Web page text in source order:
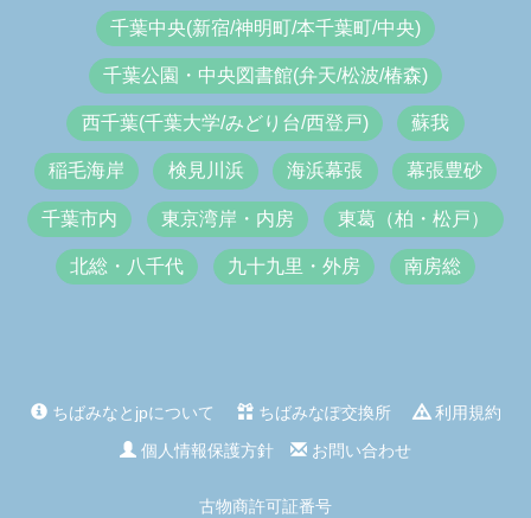
千葉中央(新宿/神明町/本千葉町/中央)
千葉公園・中央図書館(弁天/松波/椿森)
西千葉(千葉大学/みどり台/西登戸) 蘇我
稲毛海岸 検見川浜 海浜幕張 幕張豊砂
千葉市内 東京湾岸・内房 東葛（柏・松戸）
北総・八千代 九十九里・外房 南房総
ちばみなとjpについて ちばみなぽ交換所
利用規約
個人情報保護方針
お問い合わせ
古物商許可証番号